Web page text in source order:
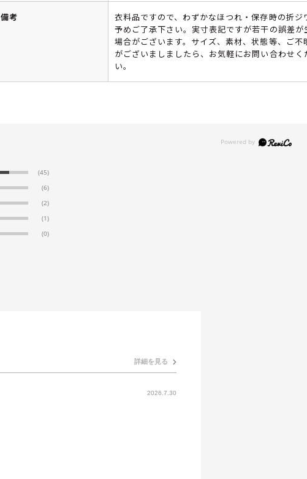
備考
衣料品ですので、わずかなほつれ・保存時の折ジ
予めご了承下さい。実寸表記ですが若干の誤差が
場合がございます。サイズ、素材、状態等、ご不
がございましましたら、お気軽にお問い合わせく
い。
(45)
(6)
(2)
(1)
(0)
詳細を見る
2026.7.30